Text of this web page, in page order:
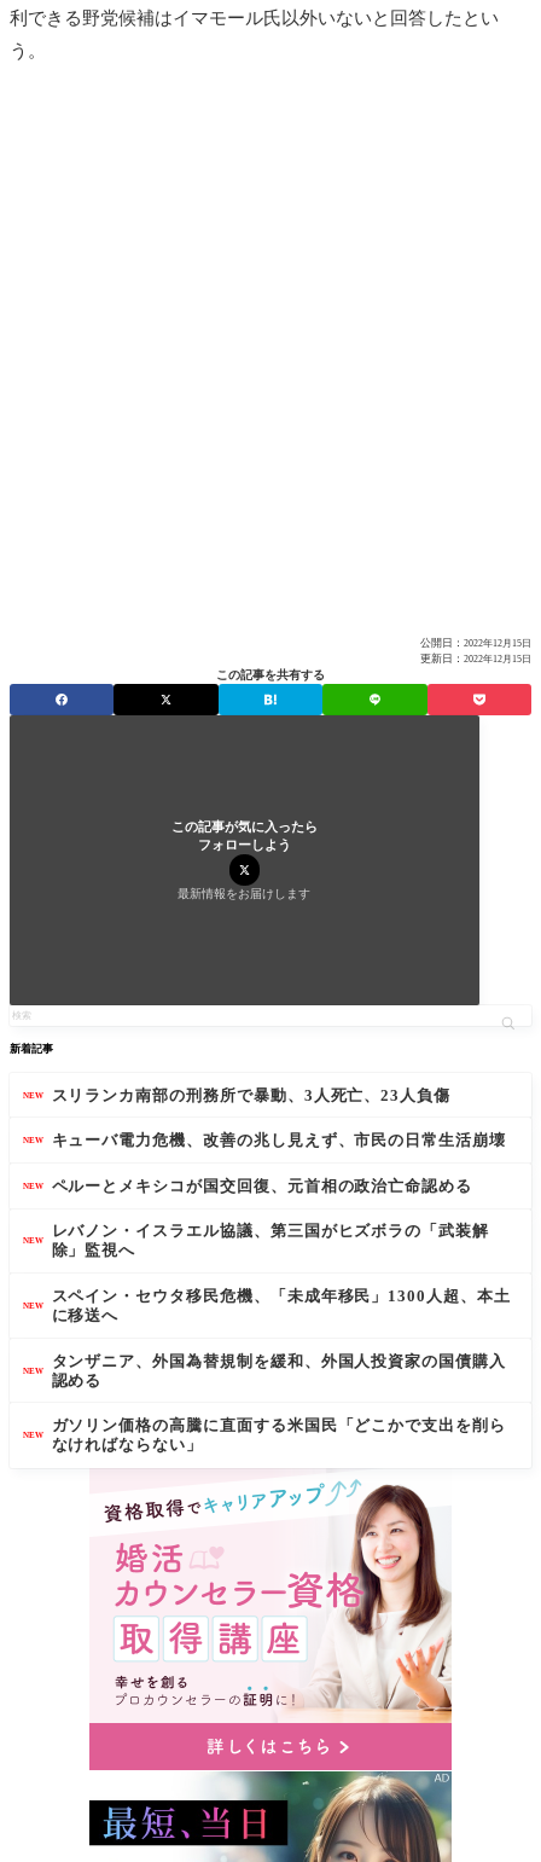
利できる野党候補はイマモール氏以外いないと回答したとい
う。
公開日： 2022年12月15日
更新日： 2022年12月15日
この記事を共有する
この記事が気に入ったら
フォローしよう
最新情報をお届けします
新着記事
NEW スリランカ南部の刑務所で暴動、3人死亡、23人負傷
NEW キューバ電力危機、改善の兆し見えず、市民の日常生活崩壊
NEW ペルーとメキシコが国交回復、元首相の政治亡命認める
NEW
レバノン・イスラエル協議、第三国がヒズボラの「武装解
除」監視へ
NEW
スペイン・セウタ移民危機、「未成年移民」1300人超、本土
に移送へ
NEW
タンザニア、外国為替規制を緩和、外国人投資家の国債購入
認める
NEW
ガソリン価格の高騰に直面する米国民「どこかで支出を削ら
なければならない」